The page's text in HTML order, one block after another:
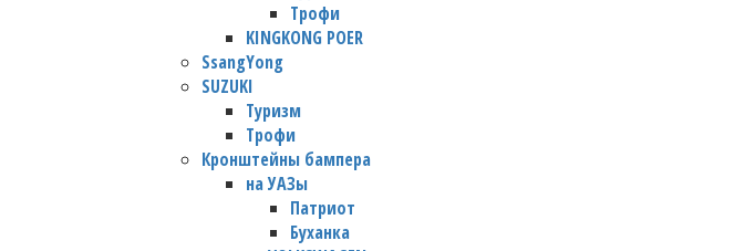
Трофи
KINGKONG POER
SsangYong
SUZUKI
Туризм
Трофи
Кронштейны бампера
на УАЗы
Патриот
Буханка